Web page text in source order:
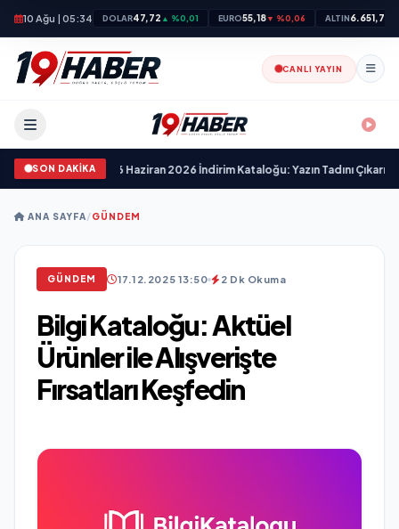
10 Ağu | 05:34 DOLAR47,72 ▲ %0,01 EURO55,18▼ %0,06 ALTIN6.651,73
CANLI YAYIN
SON DAKİKA
Kataloğu•BİM 26 Haziran 2026 İndirim Kataloğu: Yazın Tadını Çıkarın
ANA SAYFA/GÜNDEM
GÜNDEM 17.12.2025 13:50 2 Dk Okuma
Bilgi Kataloğu: Aktüel
Ürünler ile Alışverişte
Fırsatları Keşfedin